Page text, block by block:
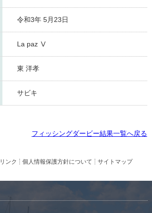
令和3年 5月23日
La paz Ⅴ
東 洋孝
サビキ
フィッシングダービー結果一覧へ戻る
リンク 個人情報保護方針について
サイトマップ